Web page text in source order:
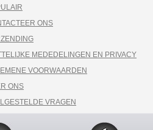
ONS
MEDEDELINGEN EN PRIVACY
VOORWAARDEN
ONS
VRAGEN